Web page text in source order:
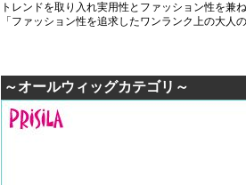
トレンドを取り入れ実用性とファッション性を兼
「ファッション性を追求したワンランク上の大人
～オールウィッグカテゴリ～